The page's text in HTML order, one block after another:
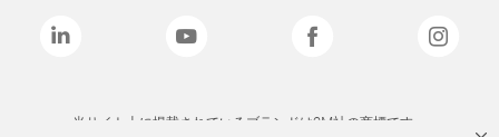
当サイト上に掲載されているブランドは3M社の商標です。